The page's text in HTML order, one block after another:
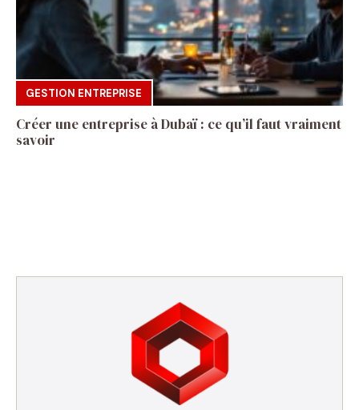
GESTION ENTREPRISE
Créer une entreprise à Dubaï : ce qu’il faut vraiment
savoir